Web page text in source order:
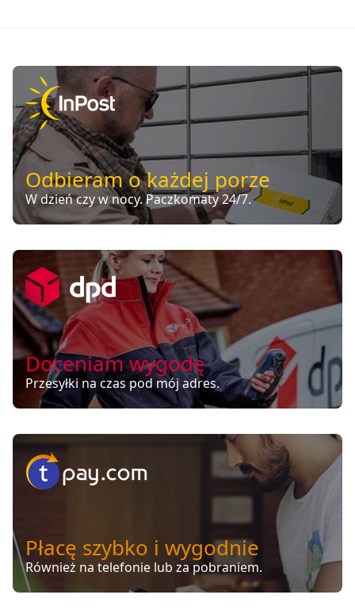
Odbieram o każdej porze
W dzień czy w nocy. Paczkomaty 24/7.
Doceniam wygodę
Przesyłki na czas pod mój adres.
Płacę szybko i wygodnie
Również na telefonie lub za pobraniem.